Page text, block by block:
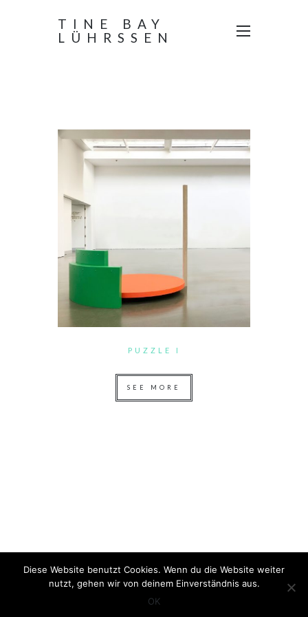
TINE BAY
LÜHRSSEN
PUZZLE I
SEE MORE
© 2025 TINE BAY LÜHRSSEN
Diese Website benutzt Cookies. Wenn du die Website weiter
nutzt, gehen wir von deinem Einverständnis aus.
OK